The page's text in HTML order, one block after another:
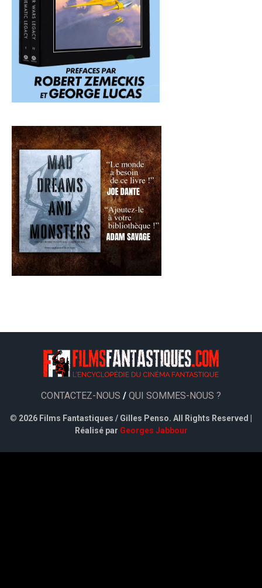
CONTACTEZ-NOUS / QUI SOMMES-NOUS ?
© 2026 Films Fantastiques / Gilles Penso. All Rights Reserved |
Réalisé par Georges Jabbour